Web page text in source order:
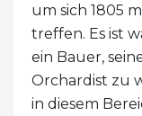
um sich 1805
treffen. Es ist
ein Bauer,
Orchardist zu
in diesem